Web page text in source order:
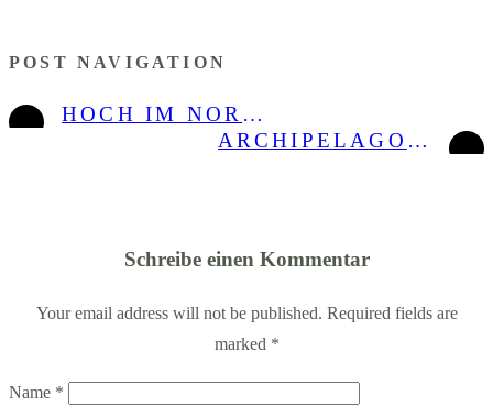
POST NAVIGATION
HOCH IM NORDEN, HOCH IM KURS: ENTDECKE HAILUOTO!
ARCHIPELAGO ROUTE: 3 MÄDELS AUF EINER FAHRRADTOUR IM FINNISCHEN ARCHIPEL
Schreibe einen Kommentar
Your email address will not be published. Required fields are
marked *
Name *